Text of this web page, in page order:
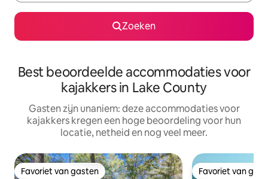
Zoeken
Best beoordeelde accommodaties voor
kajakkers in Lake County
Gasten zijn unaniem: deze accommodaties voor
kajakkers kregen een hoge beoordeling voor hun
locatie, netheid en nog veel meer.
Favoriet van gasten
Favoriet van gasten Favoriet van
Favoriet van